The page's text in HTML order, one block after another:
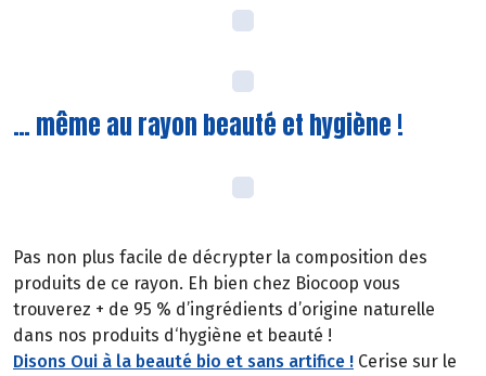
… même au rayon beauté et hygiène !
Pas non plus facile de décrypter la composition des
produits de ce rayon. Eh bien chez Biocoop vous
trouverez + de 95 % d’ingrédients d’origine naturelle
dans nos produits d‘hygiène et beauté !
Disons Oui à la beauté bio et sans artifice ! Cerise sur le